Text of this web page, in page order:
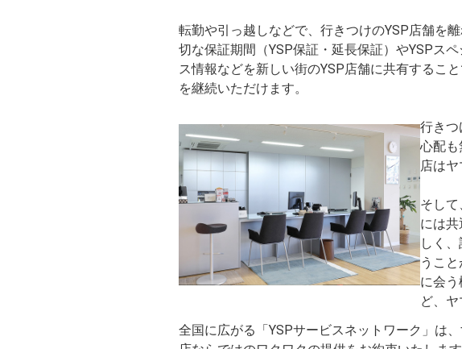
転勤や引っ越しなどで、行きつけのYSP店舗を
切な保証期間（YSP保証・延長保証）やYSPス
ス情報などを新しい街のYSP店舗に共有するこ
を継続いただけます。
行きつ
心配も
店は
そし
には
しく、
うこと
に会う
ど、
全国に広がる「YSPサービスネットワーク」は